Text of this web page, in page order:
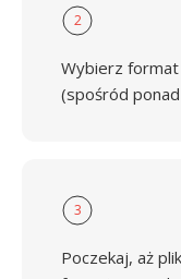
2
Wybierz
(spośród
3
Poczekaj, aż